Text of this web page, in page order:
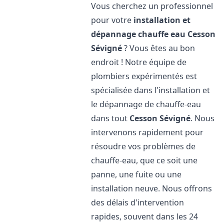
Vous cherchez un professionnel
pour votre installation et
dépannage chauffe eau Cesson
Sévigné? Vous êtes au bon
endroit ! Notre équipe de
plombiers expérimentés est
spécialisée dans l'installation et
le dépannage de chauffe-eau
dans tout Cesson Sévigné. Nous
intervenons rapidement pour
résoudre vos problèmes de
chauffe-eau, que ce soit une
panne, une fuite ou une
installation neuve. Nous offrons
des délais d'intervention
rapides, souvent dans les 24